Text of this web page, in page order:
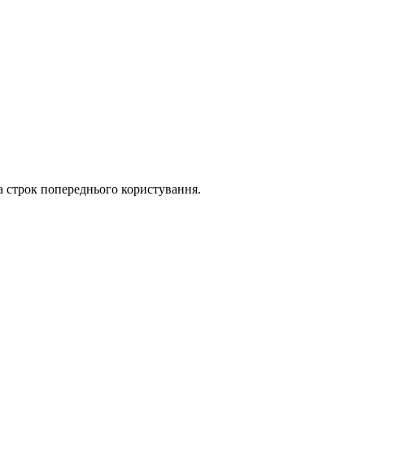
строк попереднього користування.